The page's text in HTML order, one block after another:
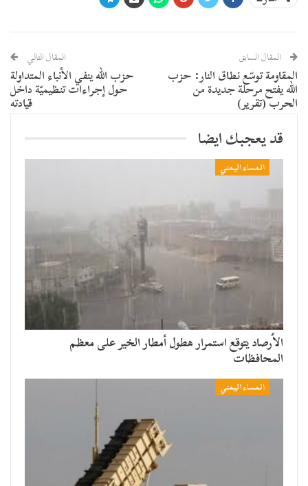
المقال السابق
المقاومة توسّع نطاق النار: حزب
الله يفتح مرحلة جديدة من
الحرب (تقرير)
المقال التالي
حزب الله ينفي الأنباء المتداولة
حول إجراءات تنظيميّة داخل
قيادته
قد يعجبك ايضا
المساء اليمني
الأرصاد يتوقع استمرار هطول أمطار الخير على معظم
المحافظات
المساء اليمني